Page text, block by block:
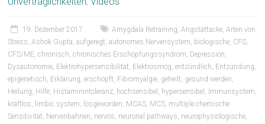
19. Dezember 2017 Amygdala Retraining,Angstattacke,Arten von
Stress,Ashok Gupta,aufgeregt,autonomes Nervensystem, biologische, CFS,
CFS/ME,chronisch,chronisches Erschöpfungssyndrom, Depression,
Dysautonomie, Elektrohypersensibilität, Elektrosmog,entzündlich, Entzündung,
epigenetisch, Erklärung,erschöpft, Fibromyalgie, geheilt, gesund werden,
Heilung, Hilfe, Histaminintoleranz, hochsensibel , hypersensibel , Immunsystem,
kraftlos, limbic system, losgeworden, MCAS, MCS, multiple chemische
Sensitivität, Nervenbahnen, nervös, neuronal pathways, neurophysiologische,